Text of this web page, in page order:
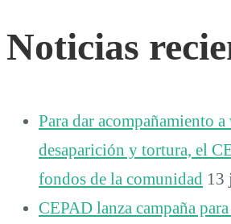
Noticias
Para dar acompañamiento
desaparición y tortura, el
fondos de la comunidad 13
CEPAD lanza campaña